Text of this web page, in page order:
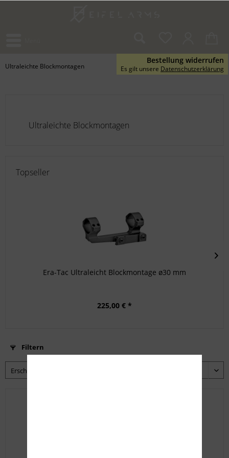
Ultraleichte Blockmontagen
Ultraleichte Blockmontagen
Topseller
Era-Tac Ultraleicht Blockmontage ø30 mm
225,00 € *
Filtern
Bestellung widerrufen
Es gilt unsere Datenschutzerklärung